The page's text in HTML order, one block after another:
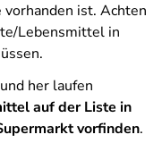
vorhanden ist. Achten
Lebensmittel in
her laufen
auf der Liste in
vorfinden.